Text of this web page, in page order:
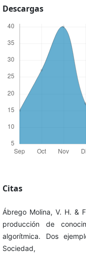
Descargas
Citas
Ábrego Molina, V. H. &
producción de
algorítmica. Dos